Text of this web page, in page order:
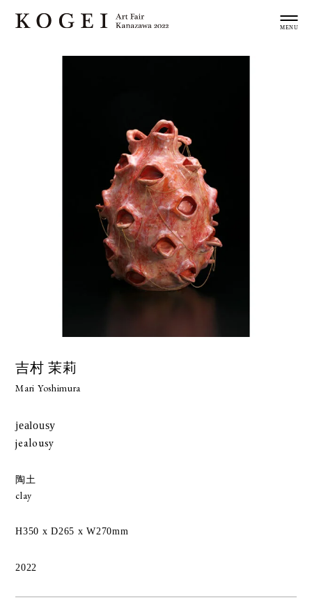
吉村 茉莉
Mari Yoshimura
jealousy
jealousy
陶土
clay
H350 x D265 x W270mm
2022